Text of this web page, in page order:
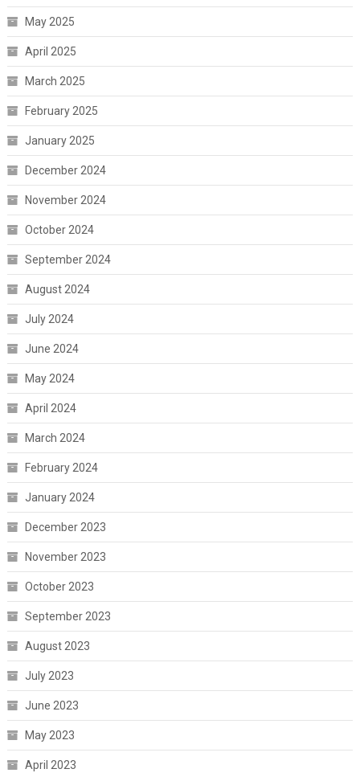
May 2025
April 2025
March 2025
February 2025
January 2025
December 2024
November 2024
October 2024
September 2024
August 2024
July 2024
June 2024
May 2024
April 2024
March 2024
February 2024
January 2024
December 2023
November 2023
October 2023
September 2023
August 2023
July 2023
June 2023
May 2023
April 2023